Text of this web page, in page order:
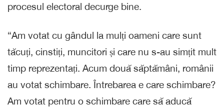
procesul electoral decurge bine.
“Am votat cu gândul la mulți oameni care sunt
tăcuți, cinstiți, muncitori și care nu s-au simțit mult
timp reprezentați. Acum două săptămâni, românii
au votat schimbare. Întrebarea e care schimbare?
Am votat pentru o schimbare care să aducă